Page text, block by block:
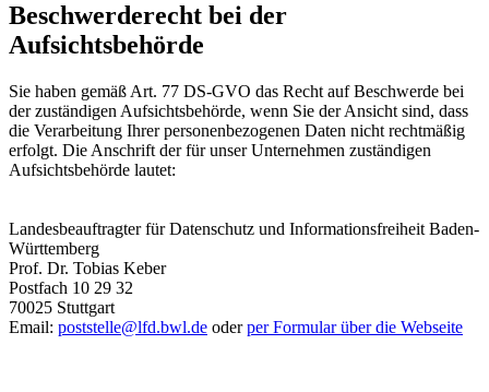
Beschwerderecht bei der
Aufsichtsbehörde
Sie haben gemäß Art. 77 DS-GVO das Recht auf Beschwerde bei
der zuständigen Aufsichtsbehörde, wenn Sie der Ansicht sind, dass
die Verarbeitung Ihrer personenbezogenen Daten nicht rechtmäßig
erfolgt. Die Anschrift der für unser Unternehmen zuständigen
Aufsichtsbehörde lautet:
Landesbeauftragter für Datenschutz und Informationsfreiheit Baden-
Württemberg
Prof. Dr. Tobias Keber
Postfach 10 29 32
70025 Stuttgart
Email: poststelle@lfd.bwl.de oderper Formular über die Webseite